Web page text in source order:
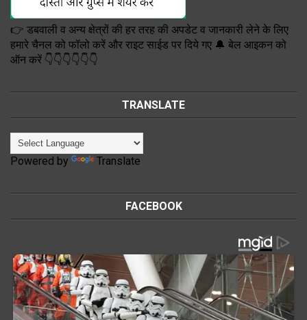
👉 डबवाली व अन्य क्षेत्रों की हर तरह की अपडेट व जानकारी लेने के लिए
हमारे चैनल को फॉलो करें और राइट साईड पर दिये गए 🔔 बेल आइकन को
ऑन करें 👇👇👇👇👇👇
TRANSLATE
Powered by Translate
FACEBOOK